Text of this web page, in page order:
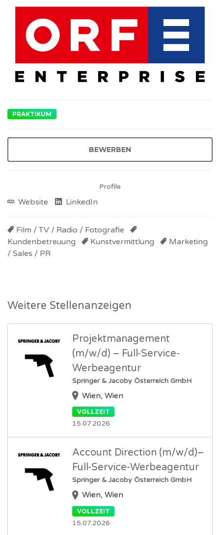
PRAKTIKUM
BEWERBEN
Profile
Website LinkedIn
Film / TV / Radio / Fotografie
Kundenbetreuung
Kunstvermittlung
Marketing
/ Sales / PR
Weitere Stellenanzeigen
Projektmanagement
(m/w/d) – Full-Service-
Werbeagentur
Springer & Jacoby Österreich GmbH
Wien, Wien
VOLLZEIT
15.07.2026
Account Direction (m/w/d)–
Full-Service-Werbeagentur
Springer & Jacoby Österreich GmbH
Wien, Wien
VOLLZEIT
15.07.2026